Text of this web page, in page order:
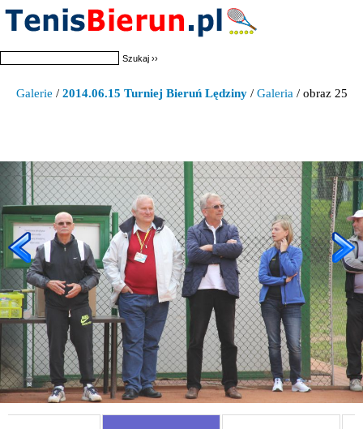
Galerie / 2014.06.15 Turniej Bieruń Lędziny/ Galeria / obraz 25